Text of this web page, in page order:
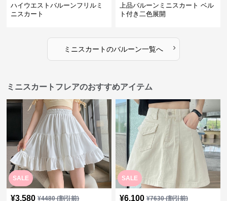
ハイウエストバルーンフリルミ
ニスカート
上品バルーンミニスカート ベル
ト付き二色展開
ミニスカートのバルーン一覧へ ›
ミニスカートフレアのおすすめアイテム
SALE
¥3,580 ¥4480(割引前)
SALE
¥6,100 ¥7630(割引前)